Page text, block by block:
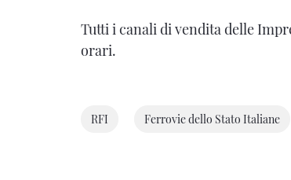
Tutti i canali di vendita delle
orari.
RFI Ferrovie dello Stato Italiane